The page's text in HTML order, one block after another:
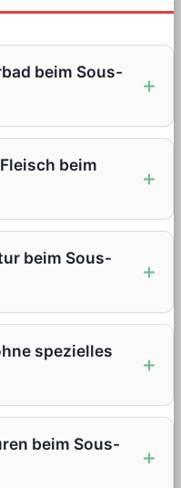
beim Sous-
beim
beim Sous-
spezielles
beim Sous-